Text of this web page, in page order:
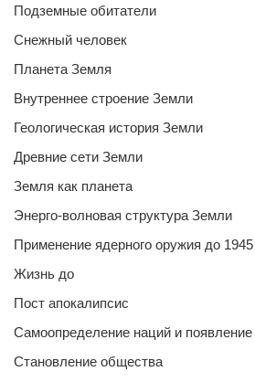
Подземные обитатели
Снежный человек
Планета Земля
Внутреннее строение Земли
Геологическая история Земли
Древние сети Земли
Земля как планета
Энерго-волновая структура Земли
Применение ядерного оружия до 1945
Жизнь до
Пост апокалипсис
Самоопределение наций и появление
Становление общества